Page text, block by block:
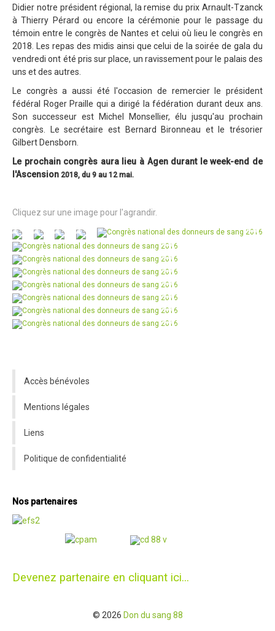
Didier notre président régional, la remise du prix Arnault-Tzanck
à Thierry Pérard ou encore la cérémonie pour le passage du
témoin entre le congrès de Nantes et celui où lieu le congrès en
2018. Les repas des midis ainsi que celui de la soirée de gala du
vendredi ont été pris sur place, un ravissement pour le palais des
uns et des autres.
Le congrès a aussi été l'occasion de remercier le président
fédéral Roger Praille qui a dirigé la fédération durant deux ans.
Son successeur est Michel Monsellier, élu jusqu'au prochain
congrès. Le secrétaire est Bernard Bironneau et le trésorier
Gilbert Densborn.
Le prochain congrès aura lieu à Agen durant le week-end de
l'Ascension 2018, du 9 au 12 mai.
Cliquez sur une image pour l'agrandir.
Accès bénévoles
Mentions légales
Liens
Politique de confidentialité
Nos partenaires
Devenez partenaire en cliquant ici...
© 2026 Don du sang 88